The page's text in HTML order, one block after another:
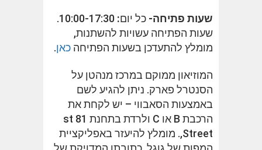
שעות פתיחה- כל יום:
10:00-17:30.
שעות הפתיחה עשויות להשתנות,
מומלץ להתעדכן בשעות הפתיחה כאן.
המוזיאון ממוקם במרכז מנהטן על
הסנטרל פארק. ניתן להגיע לשם
באמצעות הסאבווי – יש לקחת את
הרכבת B או C ולרדת בתחנת 81 st
Street,. מומלץ להיעזר באפליקציית